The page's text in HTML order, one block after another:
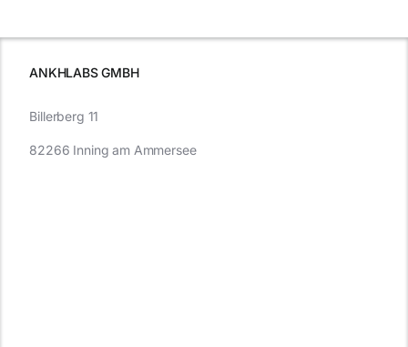
müssen
ANKHLABS GMBH
Billerberg 11
82266 Inning am Ammersee